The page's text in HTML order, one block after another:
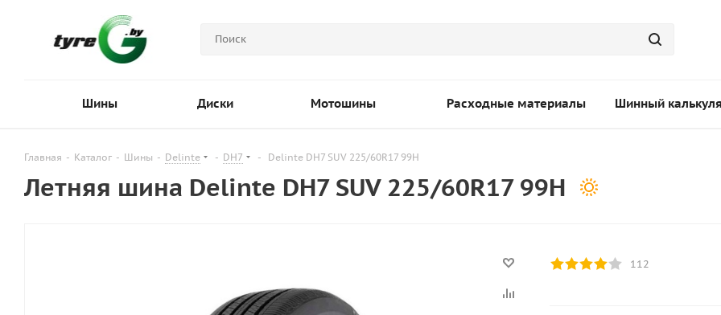
Шины Диски Мотошины Расходные материалы Шинный
Главная - Каталог - Шины - Delinte - DH7 - Delinte DH7 SUV 225/60R17 99H
Летняя шина Delinte DH7 SUV 225/60R17 99H
112